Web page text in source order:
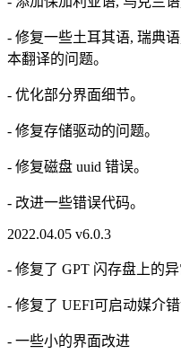
- 修复一些土耳其语, 瑞典
本翻译的问题。
- 优化部分界面细节。
- 修复存储驱动的问题。
- 修复磁盘 uuid 错误。
- 改进一些错误代码。
2022.04.05 v6.0.3
- 修复了 GPT 闪存盘上的
- 修复了 UEFI可启动媒介
- 一些小的界面改进